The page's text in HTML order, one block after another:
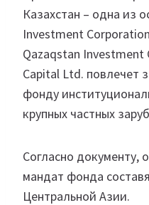
Казахстан – одна из
Investment
Qazaqstan Investment
Capital Ltd. повлечет
фонду
крупных частных
Согласно документу,
мандат фонда
Центральной Азии.